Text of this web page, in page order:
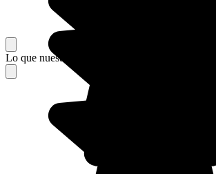
Lo que nuestros viajeros piensan de su estancia